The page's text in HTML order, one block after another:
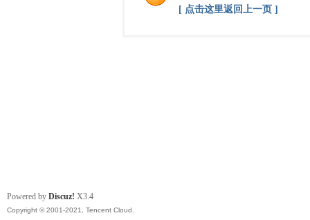
[ 点击这里返回上一页 ]
Powered by Discuz! X3.4
Copyright © 2001-2021, Tencent Cloud.